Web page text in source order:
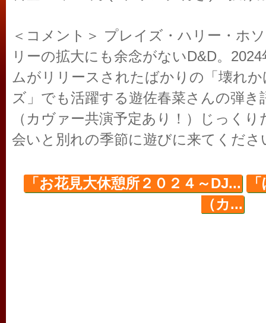
＜コメント＞ プレイズ・ハリー・ホ
リーの拡大にも余念がないD&D。
ムがリリースされたばかりの「壊れ
ズ」でも活躍する遊佐春菜さんの弾
（カヴァー共演予定あり！）じっく
会いと別れの季節に遊びに来てくださ
「お花見大休憩所２０２４～DJ...
（カ...